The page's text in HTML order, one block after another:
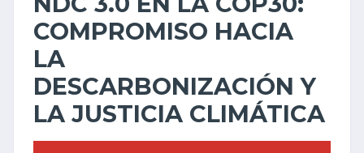
COMPROMISO HACIA
LA
DESCARBONIZACIÓN Y
LA JUSTICIA CLIMÁTICA